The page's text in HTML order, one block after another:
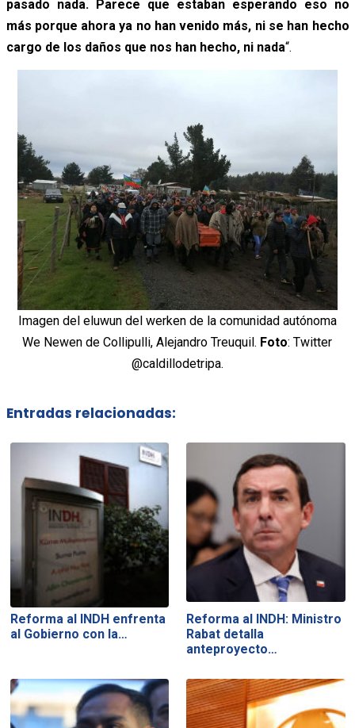
pasado nada. Parece que estaban esperando eso no
más porque ahora ya no han venido más, ni se han hecho
cargo de los daños que nos han hecho, ni nada“.
Imagen del eluwun del werken de la comunidad autónoma
We Newen de Collipulli, Alejandro Treuquil. Foto: Twitter
@caldillodetripa.
Entradas relacionadas:
Reforma al INDH enfrenta
al Gobierno con la…
Reforma al INDH: Ministro
Rabat detalla
anteproyecto…